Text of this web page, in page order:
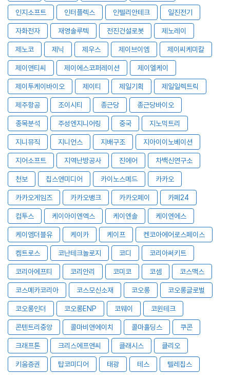
인지소프트 인터플렉스 인텔리안테크 일진전기
자화전자 재영솔루텍 전진건설로봇 제노레이
제노코 제닉 제우스 제이브이엠 제이씨케미칼
제이앤티씨 제이에스코퍼레이션 제이엘케이
제이투케이바이오 제이티 제일기획 제일일렉트릭
제주항공 조이시티 종근당 종근당바이오
종목분석 주성엔지니어링 중국 지노믹트리
지니뮤직 지니언스 지배구조 지아이이노베이션
지어소프트 지역난방공사 진에어 차백신연구소
천보 칩스앤미디어 카이노스메드 카카오
카카오게임즈 카카오뱅크 카카오페이 카페24
컴투스 케이아이엔엑스 케이엔솔 케이엔에스
케이엠더블유 케이카 케이프 켄코아에어로스페이스
켐트로스 코난테크놀로지 코디 코리아써키트
코리아에프티 코리안리 코미코 코셈 코스맥스
코스메카코리아 코스모신소재 코오롱 코오롱글로벌
코오롱인더 코오롱ENP 코웨이 코윈테크
콘텐트리중앙 콜마비앤에이치 콜마홀딩스 쿠콘
크래프톤 크리스에프앤씨 클래시스 클리오
키움증권 탑코미디어 태광 테스 텔레칩스